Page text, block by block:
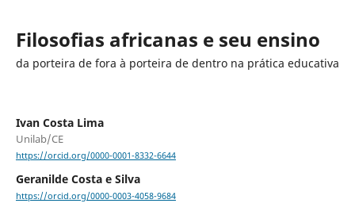
Filosofias africanas e seu ensino
da porteira de fora à porteira de dentro na prática educativa
Ivan Costa Lima
Unilab/CE
https://orcid.org/0000-0001-8332-6644
Geranilde Costa e Silva
https://orcid.org/0000-0003-4058-9684